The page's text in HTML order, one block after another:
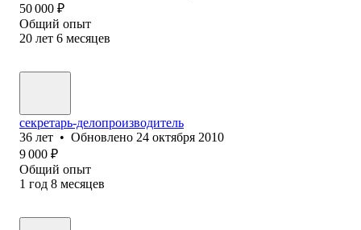
50 000 ₽
Общий опыт
20 лет 6 месяцев
секретарь-делопроизводитель
36 лет • Обновлено 24 октября 2010
9 000 ₽
Общий опыт
1 год 8 месяцев